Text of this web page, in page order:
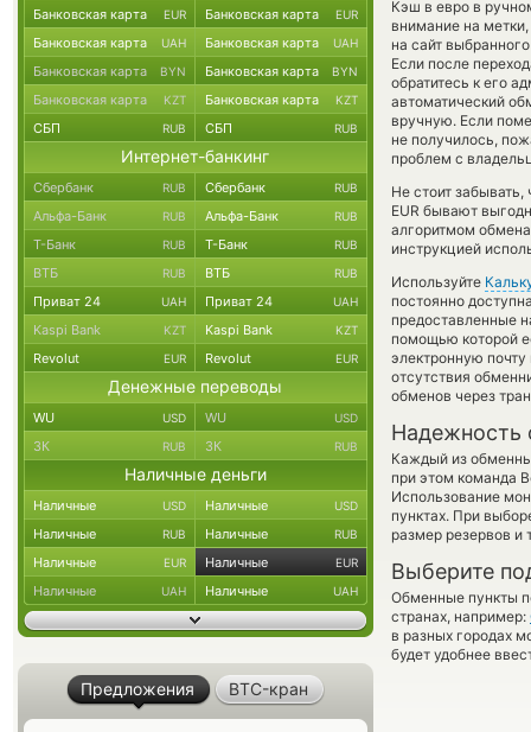
Кэш в евро в
внимание на
на сайт
Если после
обратитесь к его
автоматический
вручную. Если
не получилось,
проблем с
Не стоит
EUR бывают
алгоритмом
инструкцией
Используйте
постоянно
предоставленные
помощью которой
электронную
отсутствия
обменов через
Надежность
Каждый из
при этом команда
Использование
пунктах. При
размер резервов и
Выберите
Обменные пункты
странах, например:
в разных городах
будет удобнее
Банковская карта EUR Банковская карта EUR
Банковская карта UAH Банковская карта UAH
Банковская карта BYN Банковская карта BYN
Банковская карта KZT Банковская карта KZT
СБП RUB СБП RUB
Интернет-банкинг
Сбербанк RUB Сбербанк RUB
Альфа-Банк RUB Альфа-Банк RUB
Т-Банк RUB Т-Банк RUB
ВТБ RUB ВТБ RUB
Приват 24 UAH Приват 24 UAH
Kaspi Bank KZT Kaspi Bank KZT
Revolut EUR Revolut EUR
Денежные переводы
WU USD WU USD
ЗК RUB ЗК RUB
Наличные деньги
Наличные USD Наличные USD
Наличные RUB Наличные RUB
Наличные EUR Наличные EUR
Наличные UAH Наличные UAH
Предложения BTC-кран